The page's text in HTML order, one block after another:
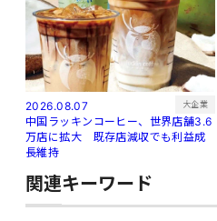
2026.08.07 大企業
中国ラッキンコーヒー、世界店舗3.6
万店に拡大 既存店減収でも利益成
長維持
関連キーワード